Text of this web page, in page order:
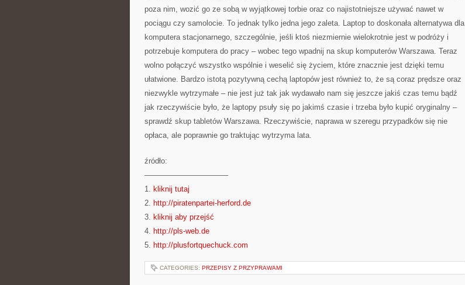
poza nim, wozić go ze sobą w wyjątkowej torbie oraz co najistotniejsze używać nawet w
pociągu czy samolocie. To jednak tylko jedna jego zaleta. Laptop to doskonała alternatywa dla
komputera stacjonarnego, szczególnie, jeśli ktoś niezmiernie wielokrotnie jest w podróży i
potrzebuje komputera do pracy – wobec tego wpadnij na skup komputerów Warszawa. Teraz
wolno połączyć wszystko wspólnie i weselić się życiem, które znacznie jest dzięki temu
ułatwione. Bardzo istotą pozytywną cechą laptopów jest również to, że są coraz prędsze oraz
niezwykle wytrzymałe – nie jest już tak jak wydawało nam się jeszcze jakiś czas temu bądź
jak rzeczywiście było, że laptopy psuły się po jakimś czasie i trzeba było kupić oryginalny –
sprawdź skup tabletów Warszawa. Rzeczywiście, naprawa w szeregu przypadków się nie
opłaca, ale poprawnie go traktując wytrzyma lata.
źródło:
———————————
1. kliknij tutaj
2. http://piratenpartei-herford.de
3. kliknij aby przejść
4. http://pls-web.de
5. http://plusfortquechuck.com
CATEGORIES: PRZEPISY Z PRZYPRAWAMI